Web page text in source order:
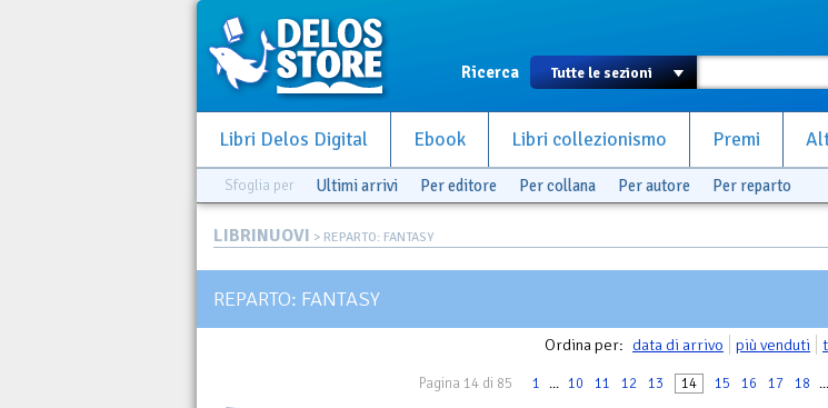
Ricerca
Libri Delos Digital Ebook Libri collezionismo Premi
Sfoglia per Ultimi arrivi Per editore Per collana Per autore Per reparto
LIBRINUOVI > REPARTO: FANTASY
REPARTO: FANTASY
Ordina per: data di arrivo più venduti
Pagina 14 di 85 1 ... 10 11 12 13 14 15 16 17 18 ...